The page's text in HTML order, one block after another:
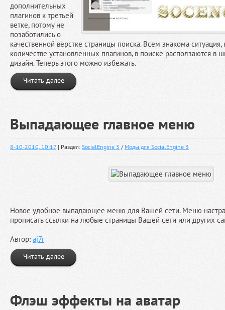
дополнительных
плагинов к третьей
ветке, потому не
позаботились о
качественной вёрстке страницы поиска. Всем знакома
количестве установленных плагинов, в поиске расползаются в
дизайн. Теперь этого можно избежать.
Читать далее
Выпадающее главное меню
8-10-2010, 10:17 | Раздел: SocialEngine 3 / Моды для SocialEngine 3
Новое удобное выпадающее меню для Вашей сети. Меню
прописать ссылки на любые страницы Вашей сети или других
Автор: aj7r
Читать далее
Флэш эффекты на аватар